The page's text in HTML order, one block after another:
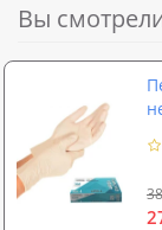
Вы